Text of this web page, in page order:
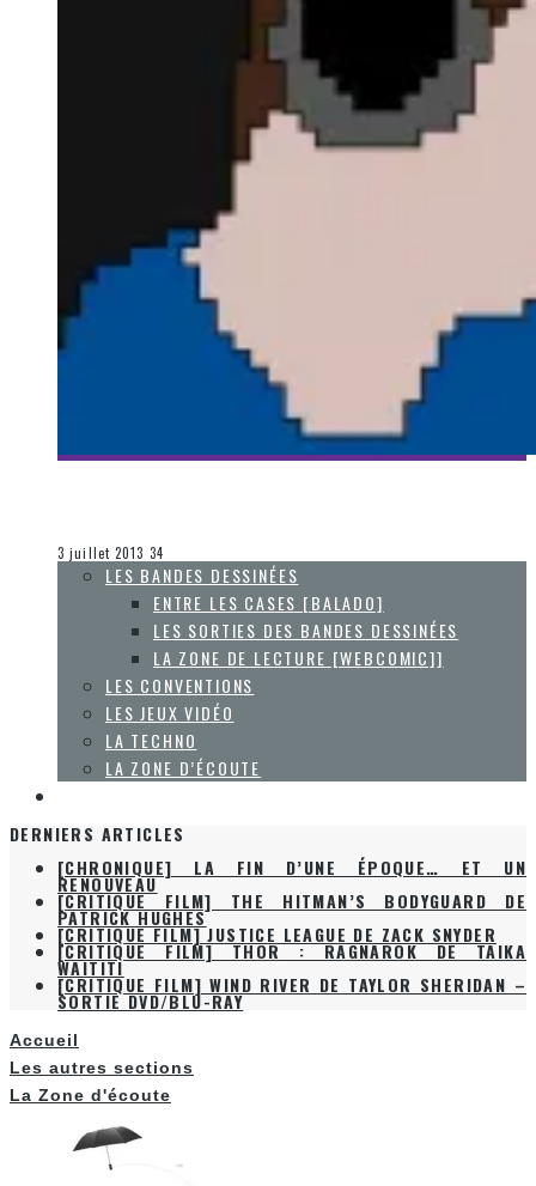
3 juillet 2013 34
LES BANDES DESSINÉES
ENTRE LES CASES [BALADO]
LES SORTIES DES BANDES DESSINÉES
LA ZONE DE LECTURE [WEBCOMIC]]
LES CONVENTIONS
LES JEUX VIDÉO
LA TECHNO
LA ZONE D’ÉCOUTE
DERNIERS ARTICLES
[CHRONIQUE] LA FIN D’UNE ÉPOQUE… ET UN
RENOUVEAU
[CRITIQUE FILM] THE HITMAN’S BODYGUARD DE
PATRICK HUGHES
[CRITIQUE FILM] JUSTICE LEAGUE DE ZACK SNYDER
[CRITIQUE FILM] THOR : RAGNAROK DE TAIKA
WAITITI
[CRITIQUE FILM] WIND RIVER DE TAYLOR SHERIDAN –
SORTIE DVD/BLU-RAY
Accueil
Les autres sections
La Zone d'écoute